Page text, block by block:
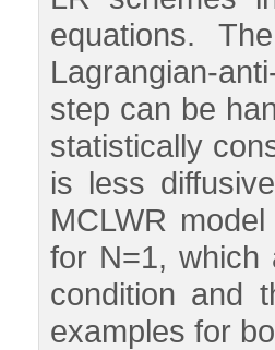
equations.
Lagrangian-
step can be
statistically
is less
MCLWR
for N=1, which
condition and
examples for